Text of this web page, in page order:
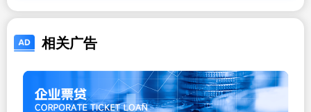
相关广告